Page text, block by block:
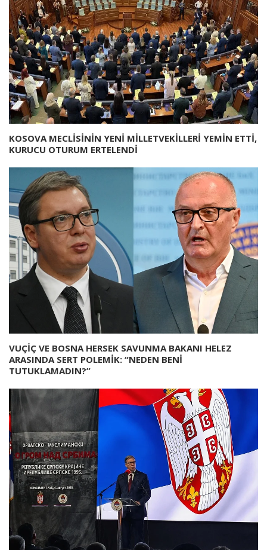
KOSOVA MECLİSİNİN YENİ MİLLETVEKİLLERİ YEMİN ETTİ,
KURUCU OTURUM ERTELENDİ
VUÇİÇ VE BOSNA HERSEK SAVUNMA BAKANI HELEZ
ARASINDA SERT POLEMİK: “NEDEN BENİ
TUTUKLAMADIN?”